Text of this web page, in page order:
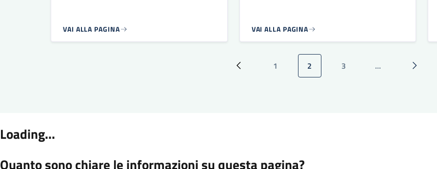
VAI ALLA PAGINA VAI ALLA PAGINA
Pagina precedente
Pagina
1 Pagina attuale
2 Pagina
3 … Pagina